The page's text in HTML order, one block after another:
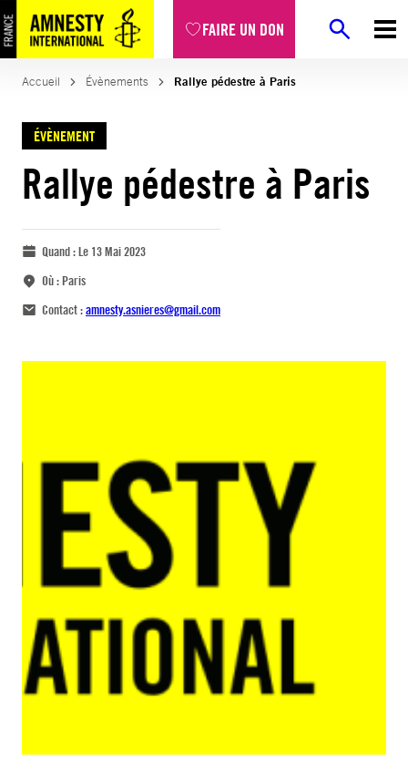
FAIRE UN DON
Accueil Évènements Rallye pédestre à Paris
ÉVÈNEMENT
Rallye pédestre à Paris
Quand :Le 13 Mai 2023
Où :Paris
Contact :amnesty.asnieres@gmail.com